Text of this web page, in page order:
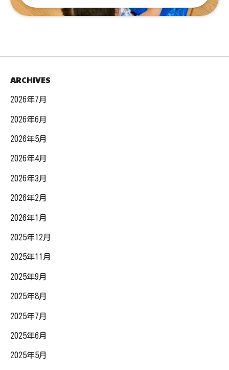
ARCHIVES
2026年7月
2026年6月
2026年5月
2026年4月
2026年3月
2026年2月
2026年1月
2025年12月
2025年11月
2025年9月
2025年8月
2025年7月
2025年6月
2025年5月